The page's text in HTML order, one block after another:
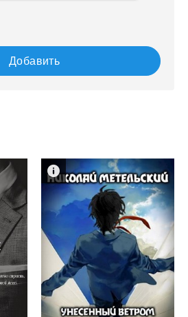
Добавить